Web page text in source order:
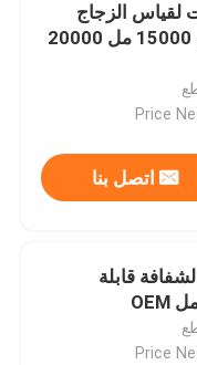
لقياس الزجاج
منخفضة الشكل 15000 مل 20000
اتصل بنا
قابلة